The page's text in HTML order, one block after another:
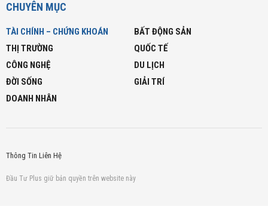
CHUYÊN MỤC
TÀI CHÍNH – CHỨNG KHOÁN
BẤT ĐỘNG SẢN
THỊ TRƯỜNG
QUỐC TẾ
CÔNG NGHỆ
DU LỊCH
ĐỜI SỐNG
GIẢI TRÍ
DOANH NHÂN
Thông Tin Liên Hệ
Đầu Tư Plus giữ bản quyền trên website này